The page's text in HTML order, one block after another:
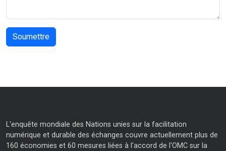
L'enquête mondiale des Nations unies sur la facilitation
numérique et durable des échanges couvre actuellement plus de
160 économies et 60 mesures liées à l'accord de l'OMC sur la